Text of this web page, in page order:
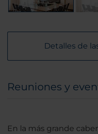
Detalles de
Reuniones y
En la más grande